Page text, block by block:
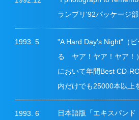
ランプリ'92パッケージ
1993. 5
"A Hard Day's Night"（ビ
る ヤア！ヤア！ヤア！
において年間Best CD-
内だけでも25000本以上
1993. 6
日本語版「エキスパンド